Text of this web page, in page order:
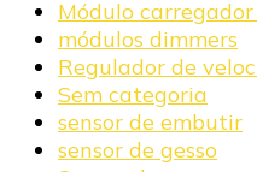
Módulo carregador
módulos dimmers
Regulador de
Sem categoria
sensor de embutir
sensor de gesso